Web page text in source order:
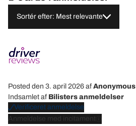
Sortér efter: Mest relevante
Posted den 3. april 2026 af Anonymous
Indsamlet af Bilisters anmeldelser
Verificeret anmeldelse
Anmeldelse med incitament